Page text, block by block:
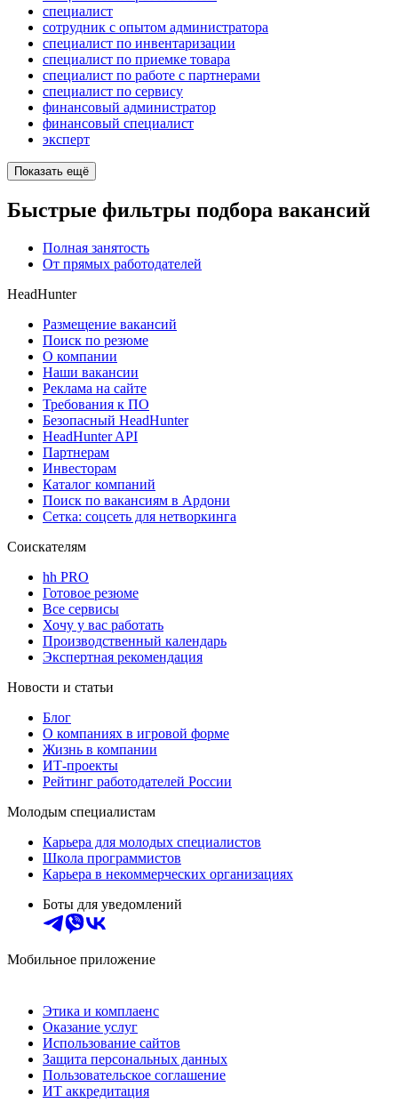
специалист
сотрудник с опытом администратора
специалист по инвентаризации
специалист по приемке товара
специалист по работе с партнерами
специалист по сервису
финансовый администратор
финансовый специалист
эксперт
Показать ещё
Быстрые фильтры подбора вакансий
Полная занятость
От прямых работодателей
HeadHunter
Размещение вакансий
Поиск по резюме
О компании
Наши вакансии
Реклама на сайте
Требования к ПО
Безопасный HeadHunter
HeadHunter API
Партнерам
Инвесторам
Каталог компаний
Поиск по вакансиям в Ардони
Сетка: соцсеть для нетворкинга
Соискателям
hh PRO
Готовое резюме
Все сервисы
Хочу у вас работать
Производственный календарь
Экспертная рекомендация
Новости и статьи
Блог
О компаниях в игровой форме
Жизнь в компании
ИТ-проекты
Рейтинг работодателей России
Молодым специалистам
Карьера для молодых специалистов
Школа программистов
Карьера в некоммерческих организациях
Боты для уведомлений
Мобильное приложение
Этика и комплаенс
Оказание услуг
Использование сайтов
Защита персональных данных
Пользовательское соглашение
ИТ аккредитация